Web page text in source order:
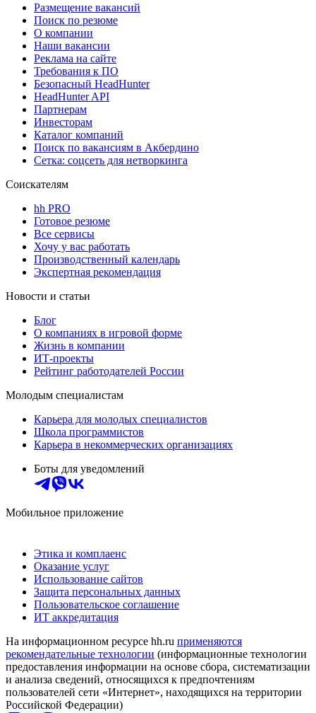
Размещение вакансий
Поиск по резюме
О компании
Наши вакансии
Реклама на сайте
Требования к ПО
Безопасный HeadHunter
HeadHunter API
Партнерам
Инвесторам
Каталог компаний
Поиск по вакансиям в Акбердино
Сетка: соцсеть для нетворкинга
Соискателям
hh PRO
Готовое резюме
Все сервисы
Хочу у вас работать
Производственный календарь
Экспертная рекомендация
Новости и статьи
Блог
О компаниях в игровой форме
Жизнь в компании
ИТ-проекты
Рейтинг работодателей России
Молодым специалистам
Карьера для молодых специалистов
Школа программистов
Карьера в некоммерческих организациях
Боты для уведомлений
Мобильное приложение
Этика и комплаенс
Оказание услуг
Использование сайтов
Защита персональных данных
Пользовательское соглашение
ИТ аккредитация
На информационном ресурсе hh.ru применяются
рекомендательные технологии (информационные технологии
предоставления информации на основе сбора, систематизации
и анализа сведений, относящихся к предпочтениям
пользователей сети «Интернет», находящихся на территории
Российской Федерации)